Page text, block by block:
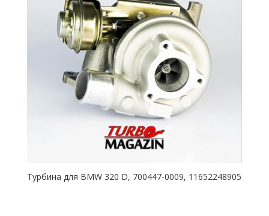
Турбина для BMW 320 D, 700447-0009, 11652248905